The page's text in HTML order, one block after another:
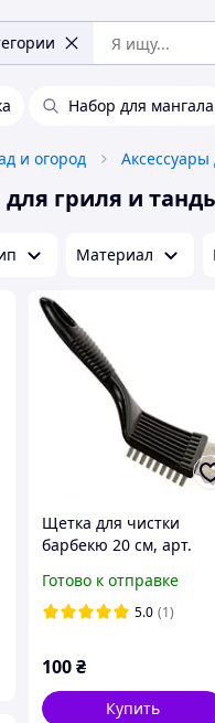
Набор для мангала
и огород
гриля и
Материал
Щетка для чистки
барбекю 20 см, арт.
Готово к отправке
5.0 (1)
100₴
Купить